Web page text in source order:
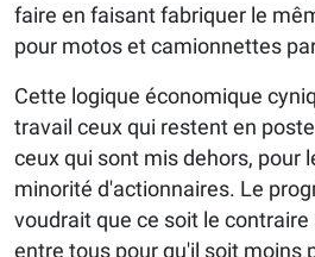
faire en faisant fabriquer le
pour motos et camionnettes
Cette logique économique
travail ceux qui restent en
ceux qui sont mis dehors, pour
minorité d'actionnaires. Le
voudrait que ce soit le contraire
entre tous pour qu'il soit moins